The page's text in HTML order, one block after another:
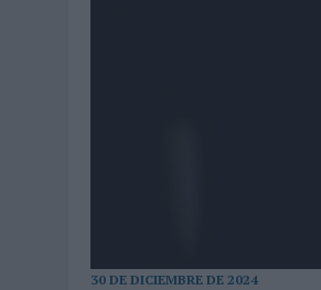
MOVISTAR APELA A
EL REAL BETIS INVITA
KFC CONVIERTE LOS
BACK MARKET PONE
PRESENTADO EL
‘FROZEN DUNKIN’ X
31/07/2026 | WPP MEDIA SUMA A SU
30 DE DICIEMBRE DE 2024